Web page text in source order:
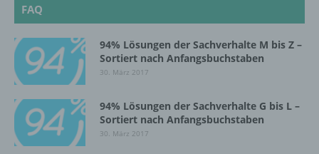
FAQ
94% Lösungen der Sachverhalte M bis Z –
Sortiert nach Anfangsbuchstaben
30. März 2017
94% Lösungen der Sachverhalte G bis L –
Sortiert nach Anfangsbuchstaben
30. März 2017
Bereitstellung, den Abgleich oder die
Verknüpfung, die Einschränkung, das
Löschen oder die Vernichtung.
d) Einschränkung der Verarbeitung
Einschränkung der Verarbeitung ist die
Markierung gespeicherter